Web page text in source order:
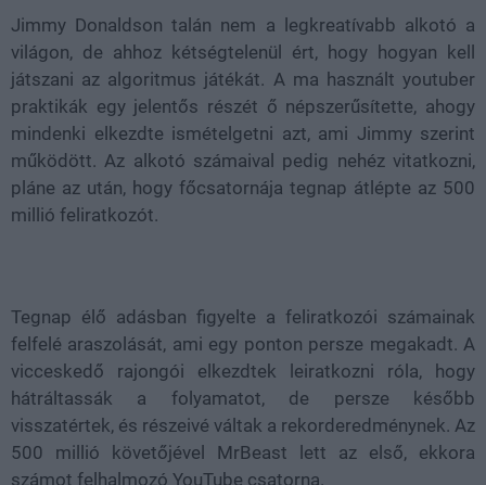
Jimmy Donaldson talán nem a legkreatívabb alkotó a
világon, de ahhoz kétségtelenül ért, hogy hogyan kell
játszani az algoritmus játékát. A ma használt youtuber
praktikák egy jelentős részét ő népszerűsítette, ahogy
mindenki elkezdte ismételgetni azt, ami Jimmy szerint
működött. Az alkotó számaival pedig nehéz vitatkozni,
pláne az után, hogy főcsatornája tegnap átlépte az 500
millió feliratkozót.
Tegnap élő adásban figyelte a feliratkozói számainak
felfelé araszolását, ami egy ponton persze megakadt. A
vicceskedő rajongói elkezdtek leiratkozni róla, hogy
hátráltassák a folyamatot, de persze később
visszatértek, és részeivé váltak a rekorderedménynek. Az
500 millió követőjével MrBeast lett az első, ekkora
számot felhalmozó YouTube csatorna.